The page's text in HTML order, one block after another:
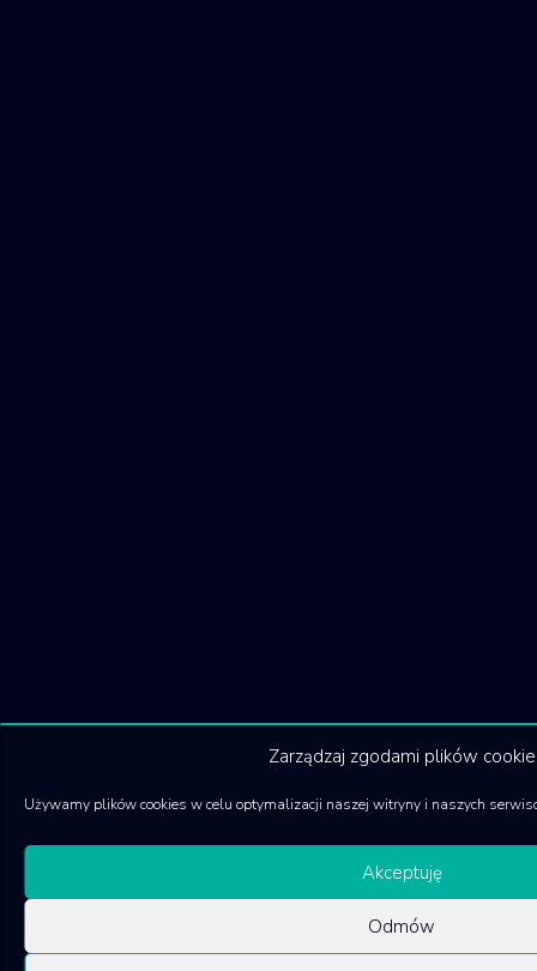
Zarządzaj zgodami plików cookie
Używamy plików cookies w celu optymalizacji naszej witryny i naszych
Akceptuję
Odmów